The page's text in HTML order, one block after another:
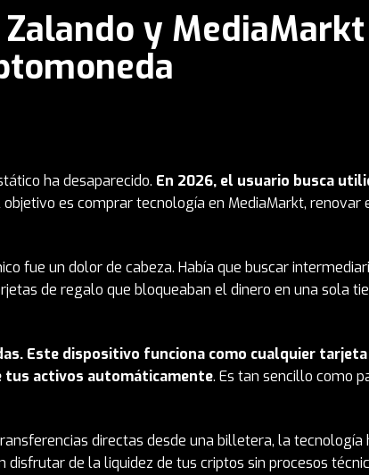
y MediaMarkt
ha desaparecido. En 2026, el usuario busca
es comprar tecnología en MediaMarkt, renovar
fue un dolor de cabeza. Había que buscar
de regalo que bloqueaban el dinero en una sola
Este dispositivo funciona como cualquier tarjeta
tus activos automáticamente. Es tan sencillo como
directas desde una billetera, la tecnología
de la liquidez de tus criptos sin procesos